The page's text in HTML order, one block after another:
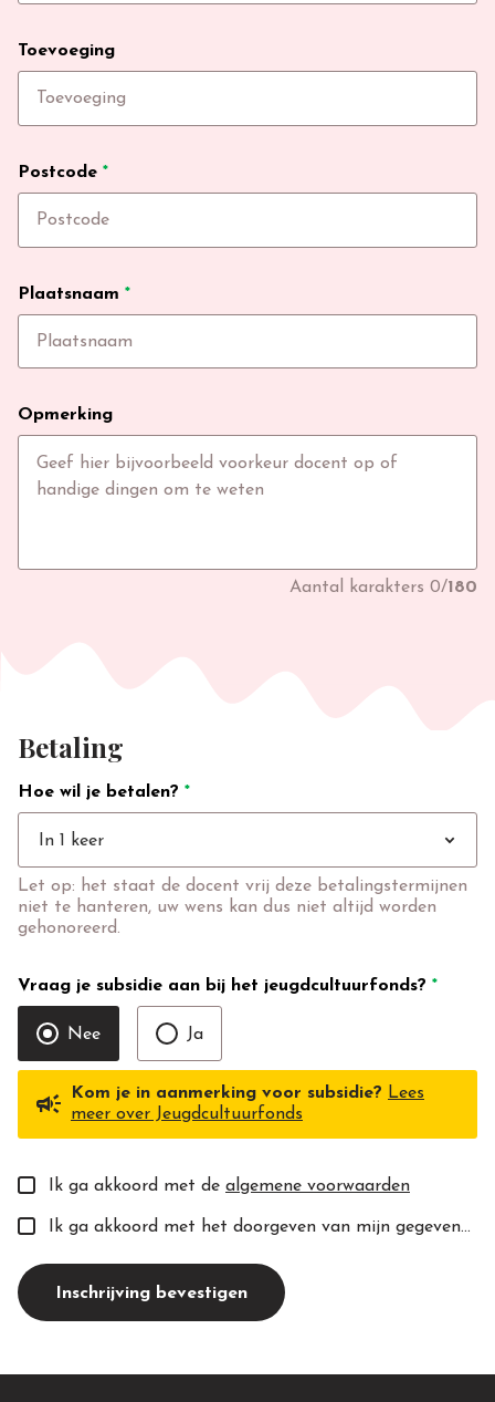
Toevoeging
Postcode *
Plaatsnaam *
Opmerking
Aantal karakters 0/180
Betaling
Hoe wil je betalen? *
In 1 keer expand_more
Let op: het staat de docent vrij deze betalingstermijnen
niet te hanteren, uw wens kan dus niet altijd worden
gehonoreerd.
Vraag je subsidie aan bij het jeugdcultuurfonds? *
Nee Ja
campaign Kom je in aanmerking voor subsidie? Lees
meer over Jeugdcultuurfonds
Ik ga akkoord met de algemene voorwaarden
Ik ga akkoord met het doorgeven van mijn gegevens aan de toekomstige docent(e).
Inschrijving bevestigen